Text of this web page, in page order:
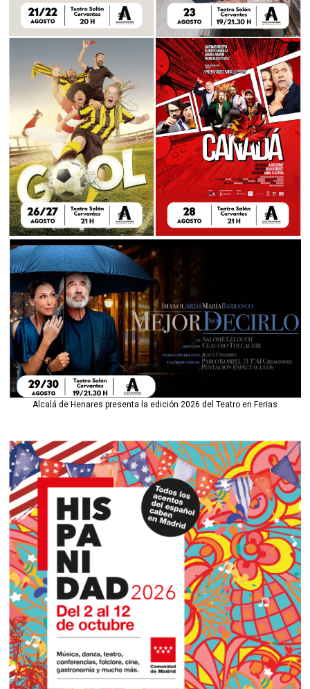
Alcalá de Henares presenta la edición 2026 del Teatro en Ferias